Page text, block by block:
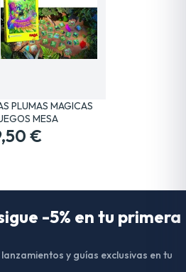
PLUMAS MAGICAS
MESA
€
-5% en tu primera
y guías exclusivas en tu